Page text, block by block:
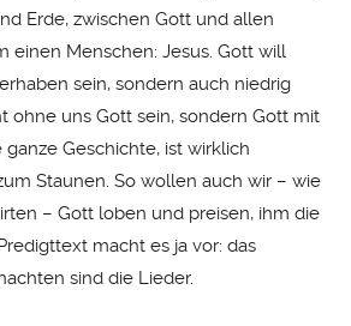
Erde, zwischen Gott und allen
einen Menschen: Jesus. Gott will
sein, sondern auch niedrig
ohne uns Gott sein, sondern Gott mit
ganze Geschichte, ist wirklich
Staunen. So wollen auch wir – wie
– Gott loben und preisen, ihm die
macht es ja vor: das
sind die Lieder.